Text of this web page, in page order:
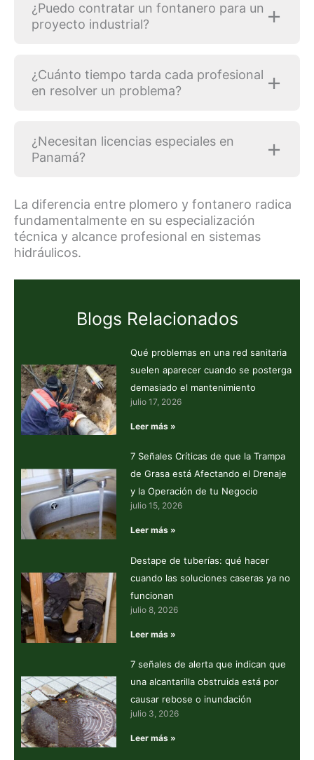
¿Puedo contratar un fontanero para un
proyecto industrial?
¿Cuánto tiempo tarda cada profesional
en resolver un problema?
¿Necesitan licencias especiales en
Panamá?
La diferencia entre plomero y fontanero radica
fundamentalmente en su especialización
técnica y alcance profesional en sistemas
hidráulicos.
Blogs Relacionados
Qué problemas en una red sanitaria
suelen aparecer cuando se posterga
demasiado el mantenimiento
julio 17, 2026
Leer más »
7 Señales Críticas de que la Trampa
de Grasa está Afectando el Drenaje
y la Operación de tu Negocio
julio 15, 2026
Leer más »
Destape de tuberías: qué hacer
cuando las soluciones caseras ya no
funcionan
julio 8, 2026
Leer más »
7 señales de alerta que indican que
una alcantarilla obstruida está por
causar rebose o inundación
julio 3, 2026
Leer más »